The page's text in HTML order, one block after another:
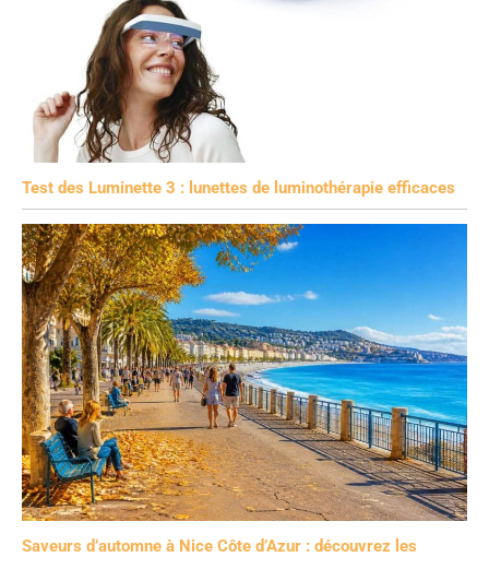
Test des Luminette 3 : lunettes de luminothérapie efficaces
Saveurs d’automne à Nice Côte d’Azur : découvrez les